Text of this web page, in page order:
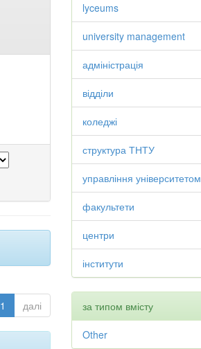
1 далі
lyceums
university management
адміністрація
відділи
коледжі
структура ТНТУ
управління університетом
факультети
центри
інститути
за типом вмісту
Other